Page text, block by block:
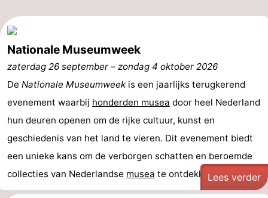
Nationale Museumweek
zaterdag 26 september – zondag 4 oktober 2026
De Nationale Museumweek is een jaarlijks terugkerend
evenement waarbij honderden musea door heel Nederland
hun deuren openen om de rijke cultuur, kunst en
geschiedenis van het land te vieren. Dit evenement biedt
een unieke kans om de verborgen schatten en beroemde
collecties van Nederlandse musea te ontdekken. Van ...
Lees verder